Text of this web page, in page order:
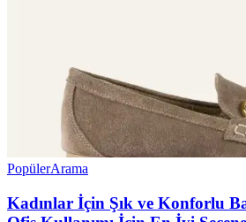
PopülerArama
Kadınlar İçin Şık ve Konforlu